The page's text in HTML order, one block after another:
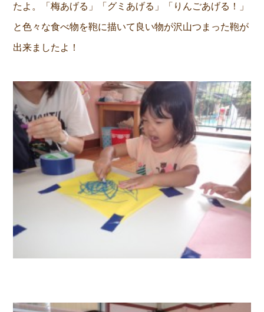
たよ。「梅あげる」「グミあげる」「りんごあげる！」
と色々な食べ物を鞄に描いて良い物が沢山つまった鞄が
出来ましたよ！